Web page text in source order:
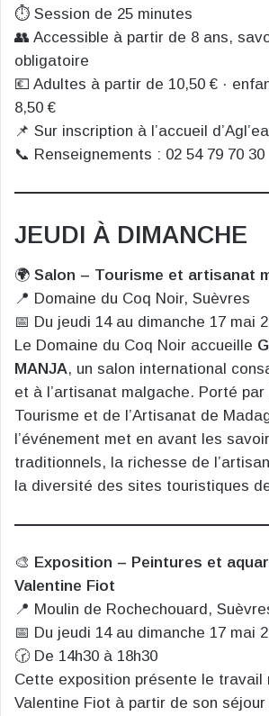
⏱️ Session de 25 minutes
👥 Accessible à partir de 8 ans,
obligatoire
💶 Adultes à partir de 10,50 € ·
8,50 €
📌 Sur inscription à l’accueil
📞 Renseignements : 02 54 79 70 30
JEUDI À DIMANCHE
🌍 Salon – Tourisme et artisanat
📍 Domaine du Coq Noir, Suèvres
📅 Du jeudi 14 au dimanche 17 mai
Le Domaine du Coq Noir accueille
MANJA, un salon international
et à l’artisanat malgache. Porté
Tourisme et de l’Artisanat de
l’événement met en avant les
traditionnels, la richesse de
la diversité des sites touristiques
🎨 Exposition – Peintures et
Valentine Fiot
📍 Moulin de Rochechouard,
📅 Du jeudi 14 au dimanche 17 mai
🕝 De 14h30 à 18h30
Cette exposition présente le travail
Valentine Fiot à partir de son